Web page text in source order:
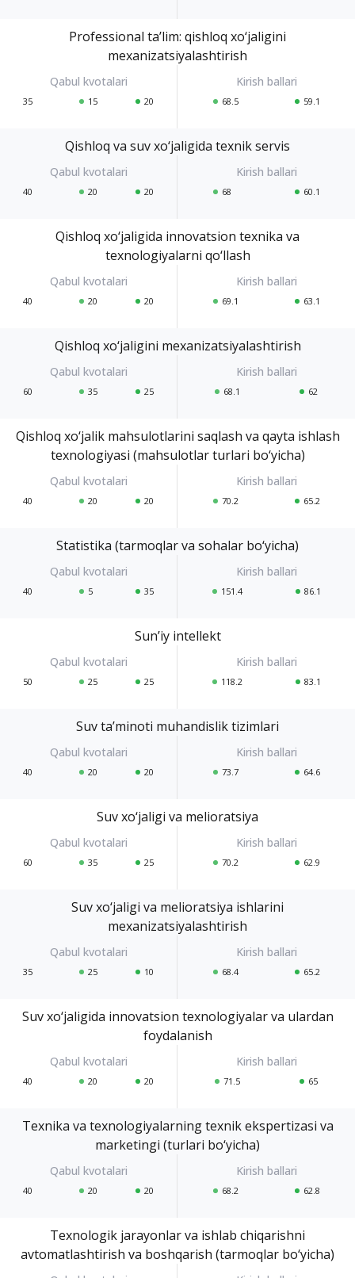
Professional ta’lim: qishloq xo‘jaligini
mexanizatsiyalashtirish
35 15 20 68.5 59.1
Qishloq va suv xo‘jaligida texnik servis
40 20 20 68 60.1
Qishloq xo‘jaligida innovatsion texnika va
texnologiyalarni qo‘llash
40 20 20 69.1 63.1
Qishloq xo‘jaligini mexanizatsiyalashtirish
60 35 25 68.1 62
Qishloq xo‘jalik mahsulotlarini saqlash va qayta ishlash
texnologiyasi (mahsulotlar turlari bo‘yicha)
40 20 20 70.2 65.2
Statistika (tarmoqlar va sohalar bo‘yicha)
40 5 35 151.4 86.1
Sun’iy intellekt
50 25 25 118.2 83.1
Suv ta’minoti muhandislik tizimlari
40 20 20 73.7 64.6
Suv xo‘jaligi va melioratsiya
60 35 25 70.2 62.9
Suv xo‘jaligi va melioratsiya ishlarini
mexanizatsiyalashtirish
35 25 10 68.4 65.2
Suv xo‘jaligida innovatsion texnologiyalar va ulardan
foydalanish
40 20 20 71.5 65
Texnika va texnologiyalarning texnik ekspertizasi va
marketingi (turlari bo‘yicha)
40 20 20 68.2 62.8
Texnologik jarayonlar va ishlab chiqarishni
avtomatlashtirish va boshqarish (tarmoqlar bo‘yicha)